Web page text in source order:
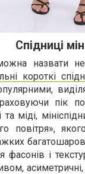
Спідниці
назвати
короткі
пік
міді,
повітря»,
фасонів і
асиметричні,